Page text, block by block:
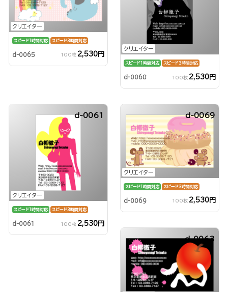
クリエイター
スピード1時間対応 スピード3時間対応
d-0065 100枚 2,530円
クリエイター
スピード1時間対応 スピード3時間対応
d-0068 100枚 2,530円
クリエイター
d-0061
スピード1時間対応 スピード3時間対応
d-0061 100枚 2,530円
クリエイター
d-0069
スピード1時間対応 スピード3時間対応
d-0069 100枚 2,530円
d-0063